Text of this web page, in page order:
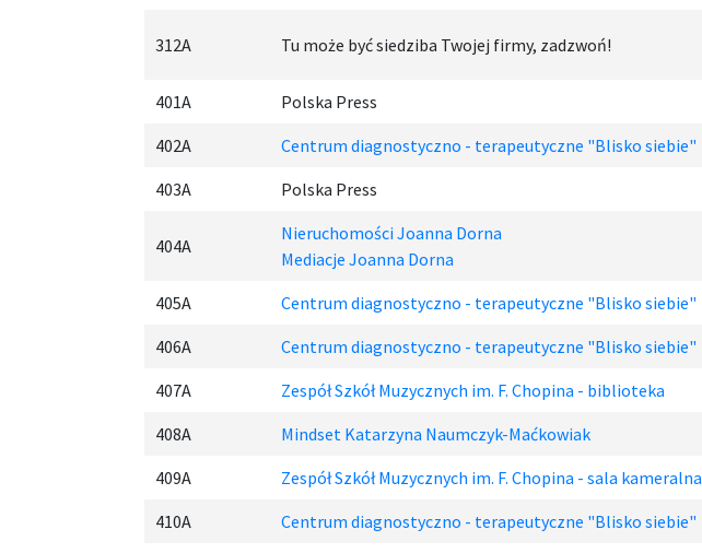
312A Tu może być siedziba Twojej firmy, zadzwoń!
401A Polska Press
402A
Centrum diagnostyczno - terapeutyczne "Blisko siebie"
403A
Polska Press
404A
Nieruchomości Joanna Dorna
Mediacje Joanna Dorna
405A
Centrum diagnostyczno - terapeutyczne "Blisko siebie"
406A
Centrum diagnostyczno - terapeutyczne "Blisko siebie"
407A
Zespół Szkół Muzycznych im. F. Chopina - biblioteka
408A
Mindset Katarzyna Naumczyk-Maćkowiak
409A
Zespół Szkół Muzycznych im. F. Chopina - sala kameralna
410A
Centrum diagnostyczno - terapeutyczne "Blisko siebie"